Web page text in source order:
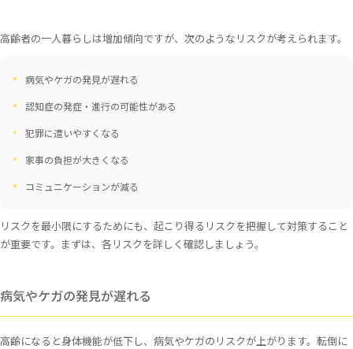
高齢者の一人暮らしは増加傾向ですが、次のようなリスクが考えられます。
病気やケガの発見が遅れる
認知症の発症・進行の可能性がある
犯罪に遭いやすくなる
家事の負担が大きくなる
コミュニケーションが減る
リスクを最小限にするためにも、起こり得るリスクを把握して対策すること
が重要です。まずは、各リスクを詳しく確認しましょう。
病気やケガの発見が遅れる
高齢になると身体機能が低下し、病気やケガのリスクが上がります。転倒に